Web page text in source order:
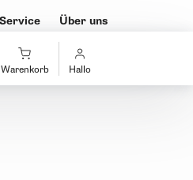
Warenkorb Hallo
Service Über uns